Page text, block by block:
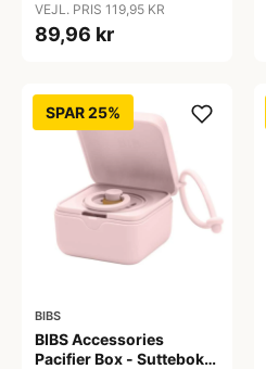
Baby Blue
VEJL. PRIS 119,95 KR
89,96 kr
SPAR 25%
BIBS
BIBS Accessories
Pacifier Box - Sutteboks